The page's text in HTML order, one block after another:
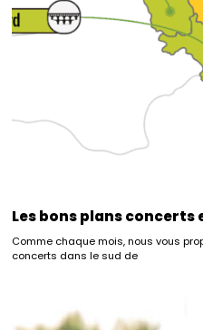
Les bons plans concerts
Comme chaque mois, nous vous
concerts dans le sud de